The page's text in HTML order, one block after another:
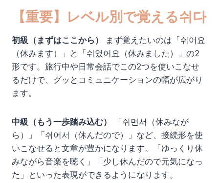
【重要】レベル別で覚える쉬다
初級（まずはここから）
まず覚えたいのは「쉬어요
（休みます）」と「쉬었어요（休みました）」の2
形です。旅行中や日常会話でこの2つを使いこなせ
るだけで、グッとコミュニケーションの幅が広がり
ます。
中級（もう一歩踏み込む）
「쉬면서（休みなが
ら）」「쉬어서（休んだので）」など、接続形を使
いこなせると文章が豊かになります。「ゆっくり休
みながら音楽を聴く」「少し休んだので元気になっ
た」といった表現ができるようになります。